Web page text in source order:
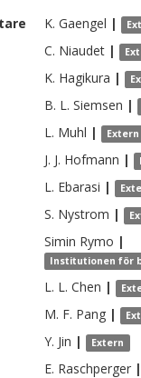
K. Gaengel |
C. Niaudet |
K. Hagikura |
B. L. Siemsen |
L. Muhl | Extern
J. J. Hofmann |
L. Ebarasi |
S. Nystrom |
Simin Rymo |
Institutionen för
L. L. Chen |
M. F. Pang |
Y. Jin | Extern
E. Raschperger |